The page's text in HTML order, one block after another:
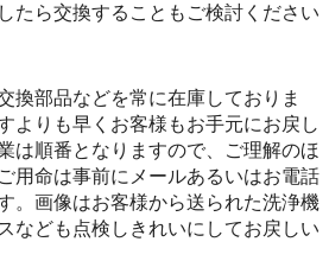
たら交換することもご検討ください
換部品などを常に在庫しておりま
よりも早くお客様もお手元にお戻し
は順番となりますので、ご理解のほ
用命は事前にメールあるいはお電話
。画像はお客様から送られた洗浄機
なども点検しきれいにしてお戻しい